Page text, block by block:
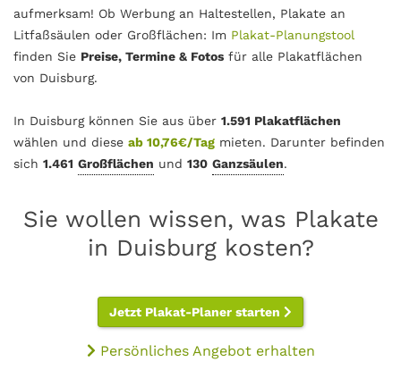
aufmerksam! Ob Werbung an Haltestellen, Plakate an
Litfaßsäulen oder Großflächen: Im Plakat-Planungstool
finden Sie Preise, Termine & Fotos für alle Plakatflächen
von Duisburg.
In Duisburg können Sie aus über 1.591 Plakatflächen
wählen und diese ab 10,76€/Tag mieten. Darunter befinden
sich 1.461 Großflächen und 130 Ganzsäulen.
Sie wollen wissen, was Plakate
in Duisburg kosten?
Jetzt Plakat-Planer starten
Persönliches Angebot erhalten